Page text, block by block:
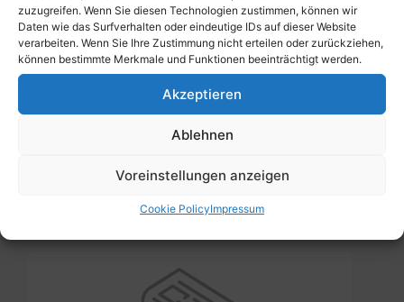
zuzugreifen. Wenn Sie diesen Technologien zustimmen, können wir
Daten wie das Surfverhalten oder eindeutige IDs auf dieser Website
verarbeiten. Wenn Sie Ihre Zustimmung nicht erteilen oder zurückziehen,
können bestimmte Merkmale und Funktionen beeinträchtigt werden.
Akzeptieren
Ablehnen
Voreinstellungen anzeigen
Cookie PolicyImpressum
Ehrenamtbewerbung
Pflegenahversorgung.pdf
Werde freiwillige(r) Helfer(in)!